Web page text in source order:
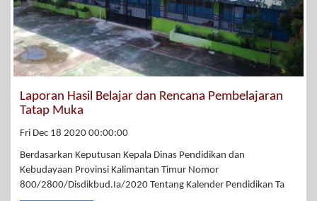
Laporan Hasil Belajar dan Rencana Pembelajaran
Tatap Muka
Fri Dec 18 2020 00:00:00
Berdasarkan Keputusan Kepala Dinas Pendidikan dan
Kebudayaan Provinsi Kalimantan Timur Nomor
800/2800/Disdikbud.Ia/2020 Tentang Kalender Pendidikan Ta